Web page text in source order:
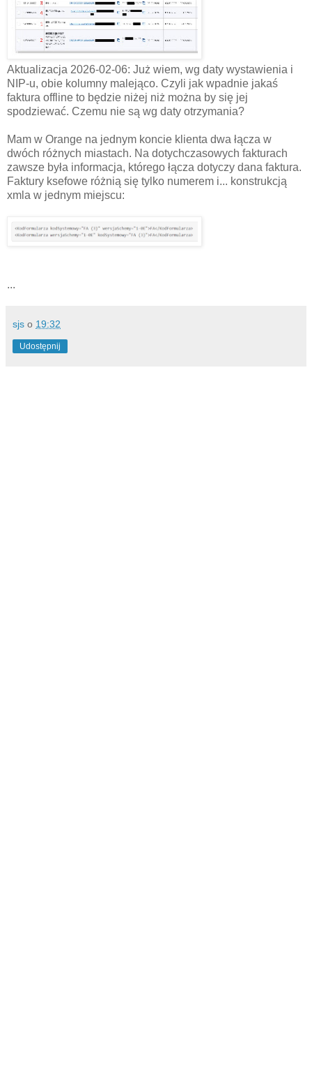
Aktualizacja 2026-02-06: Już wiem, wg daty wystawienia i
NIP-u, obie kolumny malejąco. Czyli jak wpadnie jakaś
faktura offline to będzie niżej niż można by się jej
spodziewać. Czemu nie są wg daty otrzymania?
Mam w Orange na jednym koncie klienta dwa łącza w
dwóch różnych miastach. Na dotychczasowych fakturach
zawsze była informacja, którego łącza dotyczy dana faktura.
Faktury ksefowe różnią się tylko numerem i... konstrukcją
xmla w jednym miejscu:
...
sjs o 19:32
Udostępnij